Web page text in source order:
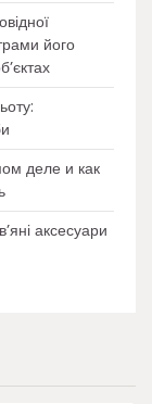
його
деле и как
аксесуари